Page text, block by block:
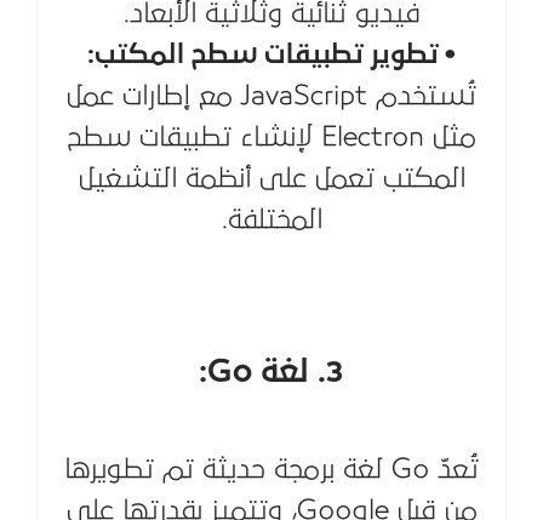
فيديو ثنائية وثلاثية الأبعاد.
• تطوير تطبيقات سطح المكتب:
تُستخدم JavaScript مع إطارات عمل
مثل Electron لإنشاء تطبيقات سطح
المكتب تعمل على أنظمة التشغيل
المختلفة.
3. لغة Go:
تُعدّ Go لغة برمجة حديثة تم تطويرها
من قبل Google، وتتميز بقدرتها على